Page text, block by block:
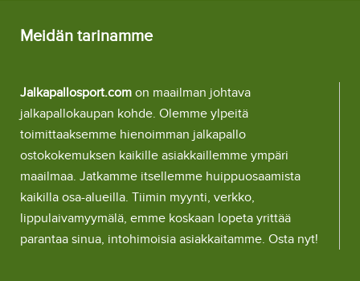
Meidän tarinamme
Jalkapallosport.com on maailman johtava
jalkapallokaupan kohde. Olemme ylpeitä
toimittaaksemme hienoimman jalkapallo
ostokokemuksen kaikille asiakkaillemme ympäri
maailmaa. Jatkamme itsellemme huippuosaamista
kaikilla osa-alueilla. Tiimin myynti, verkko,
lippulaivamyymälä, emme koskaan lopeta yrittää
parantaa sinua, intohimoisia asiakkaitamme. Osta nyt!